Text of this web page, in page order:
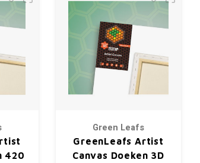
420
Green Leafs
GreenLeafs Artist
Canvas Doeken 3D